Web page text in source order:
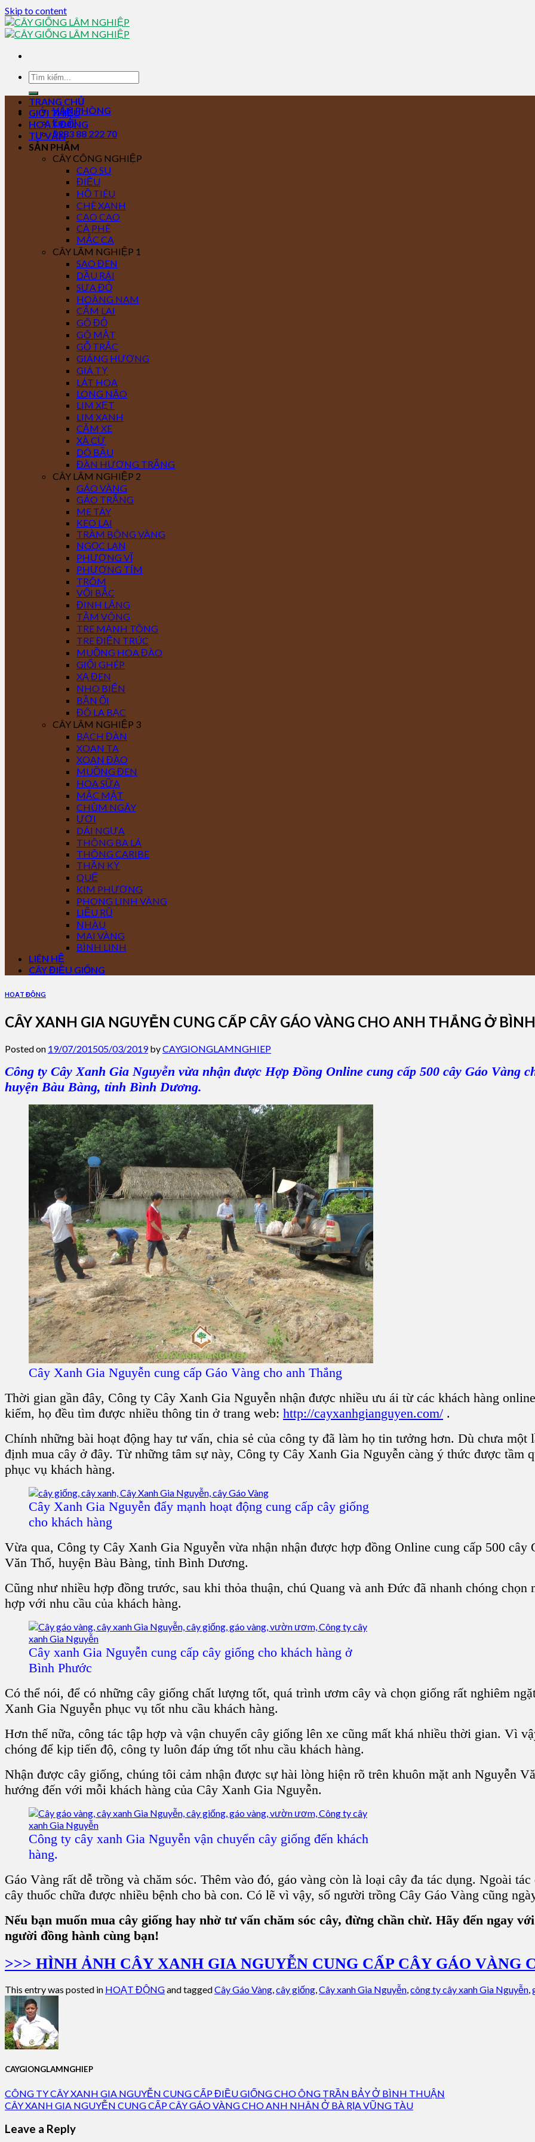
Skip to content
VĂN PHÒNG
Email
0283 88 222 70
TRANG CHỦ
GIỚI THIỆU
HOẠT ĐỘNG
TƯ VẤN
SẢN PHẨM
CÂY CÔNG NGHIỆP
CAO SU
ĐIỀU
HỒ TIÊU
CHÈ XANH
CAO CAO
CÀ PHÊ
MẮC CA
CÂY LÂM NGHIỆP 1
SAO ĐEN
DẦU RÁI
SƯA ĐỎ
HOÀNG NAM
CẨM LAI
GÕ ĐỎ
GÕ MẬT
GỖ TRẮC
GIÁNG HƯƠNG
GIÁ TỴ
LÁT HOA
LONG NÃO
LIM XẸT
LIM XANH
CĂM XE
XÀ CỪ
DÓ BẦU
ĐÀN HƯƠNG TRẮNG
CÂY LÂM NGHIỆP 2
GÁO VÀNG
GÁO TRẮNG
ME TÂY
KEO LAI
TRÀM BÔNG VÀNG
NGỌC LAN
PHƯỢNG VĨ
PHƯỢNG TÍM
TRÔM
VỐI BẮC
ĐINH LĂNG
TẦM VÔNG
TRE MẠNH TÔNG
TRE ĐIỀN TRÚC
MUỒNG HOA ĐÀO
GIỔI GHÉP
XẠ ĐEN
NHO BIỂN
BẦN ỔI
ĐÔ LA BẠC
CÂY LÂM NGHIỆP 3
BẠCH ĐÀN
XOAN TA
XOAN ĐÀO
MUỒNG ĐEN
HOA SỮA
MẮC MẬT
CHÙM NGÂY
ƯƠI
DÁI NGỰA
THÔNG BA LÁ
THÔNG CARIBE
THẦN KỲ
QUẾ
KIM PHƯỢNG
PHONG LINH VÀNG
LIỄU RŨ
NHÀU
MAI VÀNG
BÌNH LINH
LIÊN HỆ
CÂY ĐIỀU GIỐNG
HOẠT ĐỘNG
CÂY XANH GIA NGUYỄN CUNG CẤP CÂY GÁO VÀNG CHO ANH THẮNG Ở
Posted on 19/07/201505/03/2019byCAYGIONGLAMNGHIEP
Công ty Cây Xanh Gia Nguyễn vừa nhận được Hợp Đồng Online cung cấp 500 cây Gáo Vàng
huyện Bàu Bàng, tỉnh Bình Dương.
Cây Xanh Gia Nguyễn cung cấp Gáo Vàng cho anh Thắng
Thời gian gần đây, Công ty Cây Xanh Gia Nguyễn nhận được nhiều ưu ái từ các khách hàng
kiếm, họ đều tìm được nhiều thông tin ở trang web: http://cayxanhgianguyen.com/ .
Chính những bài hoạt động hay tư vấn, chia sẻ của công ty đã làm họ tin tưởng hơn. Dù chưa
định mua cây ở đây. Từ những tâm sự này, Công ty Cây Xanh Gia Nguyễn càng ý thức được tầm
phục vụ khách hàng.
Cây Xanh Gia Nguyễn đẩy mạnh hoạt động cung cấp cây giống
cho khách hàng
Vừa qua, Công ty Cây Xanh Gia Nguyễn vừa nhận nhận được hợp đồng Online cung cấp 500
Văn Thố, huyện Bàu Bàng, tỉnh Bình Dương.
Cũng như nhiều hợp đồng trước, sau khi thỏa thuận, chú Quang và anh Đức đã nhanh chóng
hợp với nhu cầu của khách hàng.
Cây xanh Gia Nguyễn cung cấp cây giống cho khách hàng ở
Bình Phước
Có thể nói, để có những cây giống chất lượng tốt, quá trình ươm cây và chọn giống rất nghiêm
Xanh Gia Nguyễn phục vụ tốt nhu cầu khách hàng.
Hơn thế nữa, công tác tập hợp và vận chuyển cây giống lên xe cũng mất khá nhiều thời gian. Vì
chóng để kịp tiến độ, công ty luôn đáp ứng tốt nhu cầu khách hàng.
Nhận được cây giống, chúng tôi cảm nhận được sự hài lòng hiện rõ trên khuôn mặt anh Nguyễn
hướng đến với mỗi khách hàng của Cây Xanh Gia Nguyễn.
Công ty cây xanh Gia Nguyễn vận chuyển cây giống đến khách
hàng.
Gáo Vàng rất dễ trồng và chăm sóc. Thêm vào đó, gáo vàng còn là loại cây đa tác dụng. Ngoài
cây thuốc chữa được nhiều bệnh cho bà con. Có lẽ vì vậy, số người trồng Cây Gáo Vàng cũng
Nếu bạn muốn mua cây giống hay nhờ tư vấn chăm sóc cây, đừng chần chừ. Hãy đến ngay
người đồng hành cùng bạn!
>>> HÌNH ẢNH CÂY XANH GIA NGUYỄN CUNG CẤP CÂY GÁO VÀNG
This entry was posted in HOẠT ĐỘNGand taggedCây Gáo Vàng,cây giống,Cây xanh Gia Nguyễn,công ty cây xanh Gia Nguyễn,
CAYGIONGLAMNGHIEP
CÔNG TY CÂY XANH GIA NGUYỄN CUNG CẤP ĐIỀU GIỐNG CHO ÔNG TRẦN BẢY Ở BÌNH THUẬN
CÂY XANH GIA NGUYỄN CUNG CẤP CÂY GÁO VÀNG CHO ANH NHÂN Ở BÀ RỊA VŨNG TÀU
Leave a Reply